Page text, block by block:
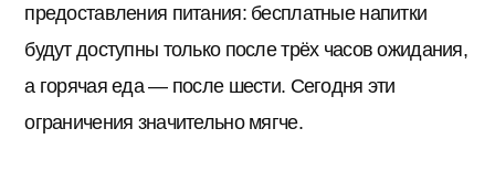
предоставления питания: бесплатные напитки
будут доступны только после трёх часов ожидания,
а горячая еда — после шести. Сегодня эти
ограничения значительно мягче.